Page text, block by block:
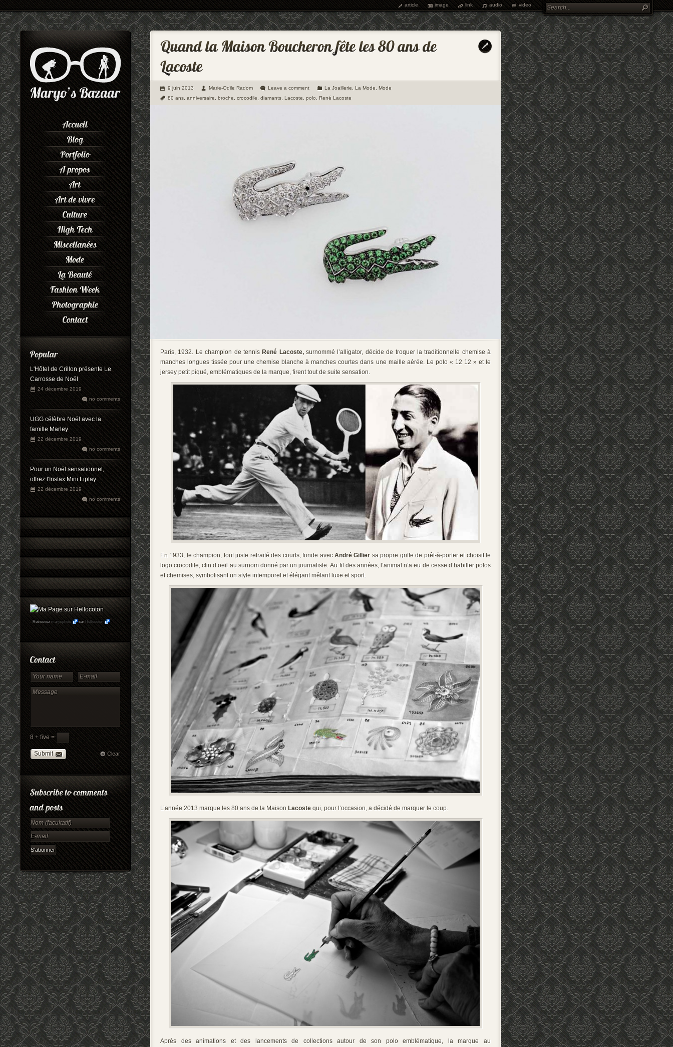
article image link audio video
L'Hôtel de Crillon présente Le
Carrosse de Noël
24 décembre 2019
no comments
UGG célèbre Noël avec la
famille Marley
22 décembre 2019
no comments
Pour un Noël sensationnel,
offrez l'Instax Mini Liplay
22 décembre 2019
no comments
Retrouvez maryophoto sur Hellocoton
8 + five =
Submit Clear
9 juin 2013 Marie-Odile Radom Leave a comment La Joaillerie La Mode
Mode
80 ans anniversaire broche crocodile diamants Lacoste polo René Lacoste
Paris, 1932. Le champion de tennis René Lacoste, surnommé l’alligator, décide de troquer la traditionnelle chemise à
manches longues tissée pour une chemise blanche à manches courtes dans une maille aérée. Le polo « 12 12 » et le
jersey petit piqué, emblématiques de la marque, firent tout de suite sensation.
En 1933, le champion, tout juste retraité des courts, fonde avec André Gillier sa propre griffe de prêt-à-porter et choisit le
logo crocodile, clin d’oeil au surnom donné par un journaliste. Au fil des années, l’animal n’a eu de cesse d’habiller polos
et chemises, symbolisant un style intemporel et élégant mêlant luxe et sport.
L’année 2013 marque les 80 ans de la Maison Lacoste qui, pour l’occasion, a décidé de marquer le coup.
Après des animations et des lancements de collections autour de son polo emblématique, la marque au